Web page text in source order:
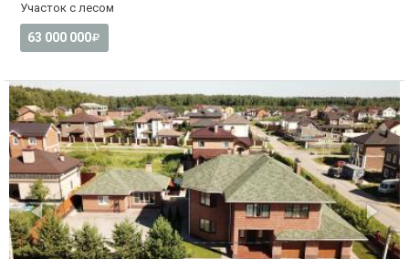
Участок с лесом
63 000 000